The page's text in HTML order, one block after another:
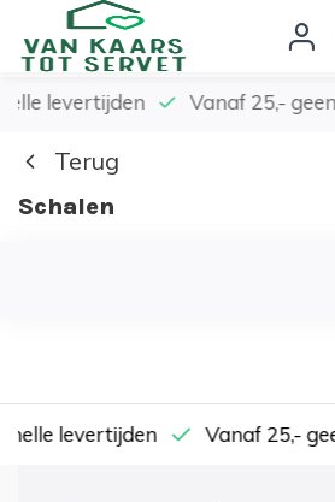
levertijden Vanaf 25,-
Terug
Schalen
levertijden Vanaf 25,-